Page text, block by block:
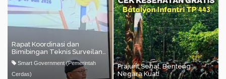
Rapat Koordinasi dan
Bimibingan Teknis Surveilans
Penyakit yang Dapat Dicegah
dengan Imunisasi (PD3I)
Smart Government (Pemerintah
Cerdas)
Prajurit Sehat, Benteng
Negara Kuat!